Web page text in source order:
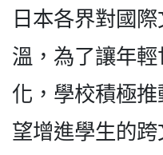
日本各界對國
溫，為了讓年
化，學校積極
望增進學生的跨